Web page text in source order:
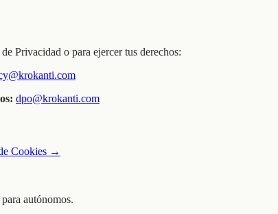
Privacidad o para ejercer tus derechos:
dpo@krokanti.com
Cookies →
autónomos.